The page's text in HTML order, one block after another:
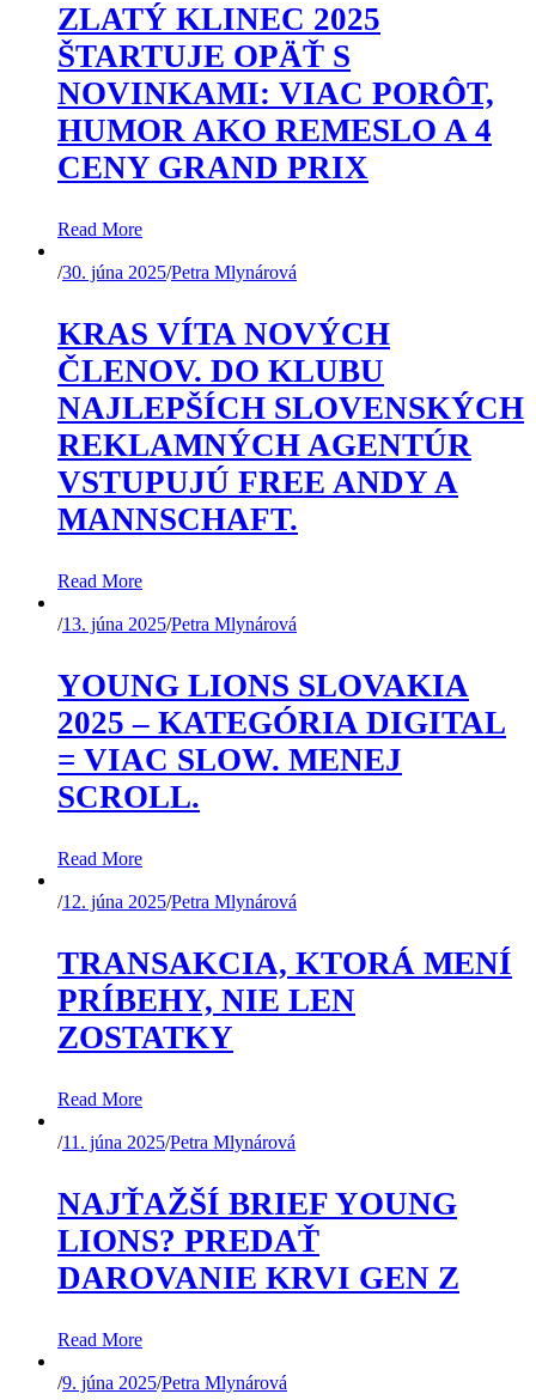
ZLATÝ KLINEC 2025
ŠTARTUJE OPÄŤ S
NOVINKAMI: VIAC PORÔT,
HUMOR AKO REMESLO A 4
CENY GRAND PRIX
Read More
/30. júna 2025/Petra Mlynárová
KRAS VÍTA NOVÝCH
ČLENOV. DO KLUBU
NAJLEPŠÍCH SLOVENSKÝCH
REKLAMNÝCH AGENTÚR
VSTUPUJÚ FREE ANDY A
MANNSCHAFT.
Read More
/13. júna 2025/Petra Mlynárová
YOUNG LIONS SLOVAKIA
2025 – KATEGÓRIA DIGITAL
= VIAC SLOW. MENEJ
SCROLL.
Read More
/12. júna 2025/Petra Mlynárová
TRANSAKCIA, KTORÁ MENÍ
PRÍBEHY, NIE LEN
ZOSTATKY
Read More
/11. júna 2025/Petra Mlynárová
NAJŤAŽŠÍ BRIEF YOUNG
LIONS? PREDAŤ
DAROVANIE KRVI GEN Z
Read More
/9. júna 2025/Petra Mlynárová